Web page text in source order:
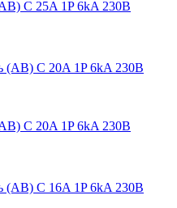
C 25A 1P 6kA 230В
C 20A 1P 6kA 230В